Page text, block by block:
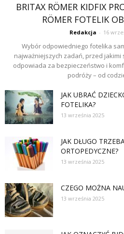
BRITAX RÖMER KIDFIX
RÖMER FOTELIK
Redakcja - 16
Wybór odpowiedniego fotelika
najważniejszych zadań, przed jakimi
odpowiada za bezpieczeństwo i
podróży – od
JAK UBRAĆ
FOTELIKA?
13 września 2025
JAK DŁUGO
ORTOPEDYCZNE?
13 września 2025
CZEGO MOŻNA
13 września 2025